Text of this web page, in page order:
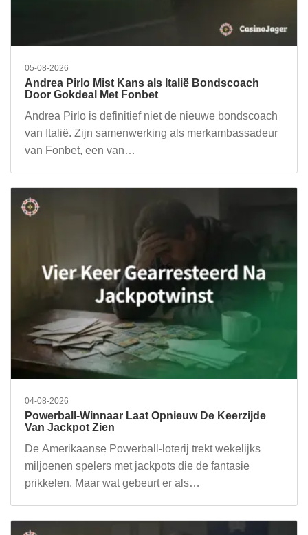
05-08-2026
Andrea Pirlo Mist Kans als Italië Bondscoach
Door Gokdeal Met Fonbet
Andrea Pirlo is definitief niet de nieuwe bondscoach
van Italië. Zijn samenwerking als merkambassadeur
van Fonbet, een van…
04-08-2026
Powerball-Winnaar Laat Opnieuw De Keerzijde
Van Jackpot Zien
De Amerikaanse Powerball-loterij trekt wekelijks
miljoenen spelers met jackpots die de fantasie
prikkelen. Maar wat gebeurt er als…